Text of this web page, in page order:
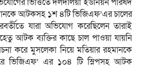
আটকসহ ১শ ৪টি ভিজিএফ’এর চালের
যারা অভিযোগ করেছিলেন তারাই
আটক ব্যক্তির কাছে চাল পাওয়া যায়নি
করে মুসলেকা নিয়ে মতিয়ার রহমানকে
ভিজিএফ’ এর ১০৪ টি স্লিপসহ আটক